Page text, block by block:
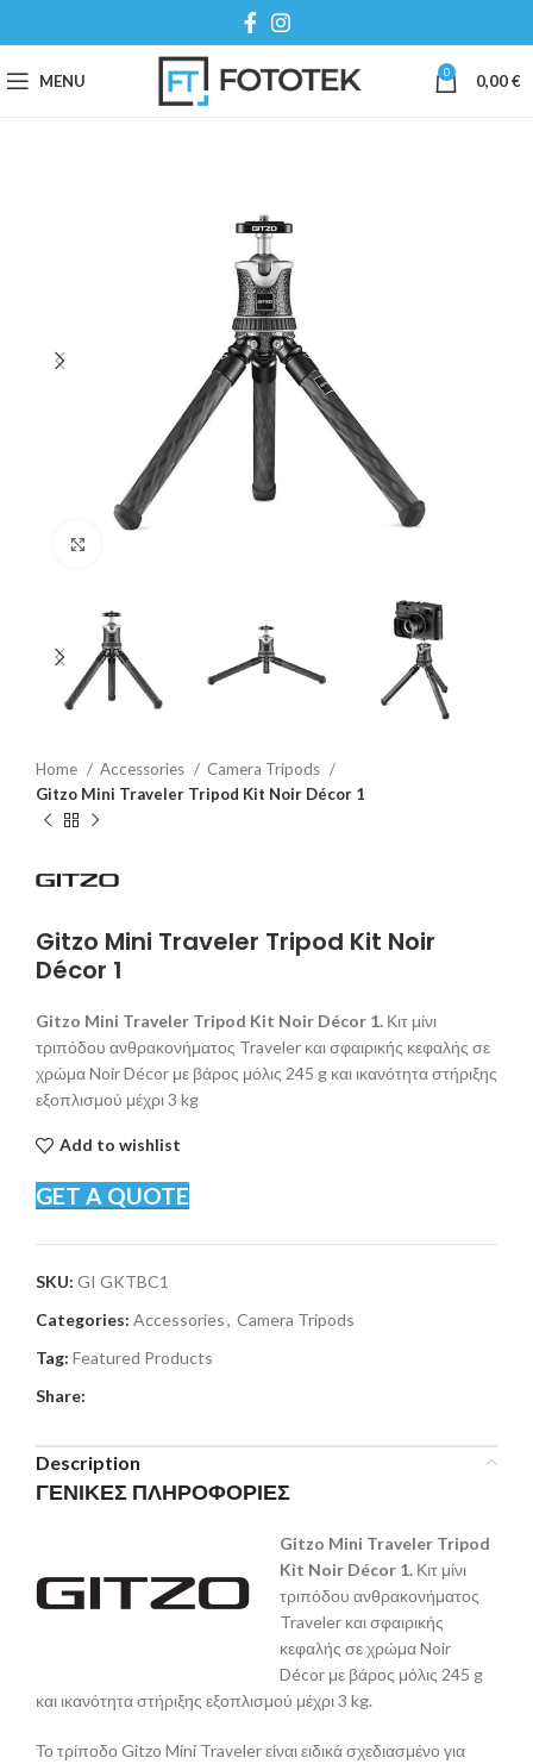
MENU 0 0,00€
Home Accessories
Camera Tripods
Gitzo Mini Traveler Tripod Kit Noir Décor 1
Gitzo Mini Traveler Tripod Kit Noir
Décor 1
Gitzo Mini Traveler Tripod Kit Noir Décor 1. Κιτ μίνι
τριπόδου ανθρακονήματος Traveler και σφαιρικής κεφαλής σε
χρώμα Noir Décor με βάρος μόλις 245 g και ικανότητα στήριξης
εξοπλισμού μέχρι 3 kg
Add to wishlist
GET A QUOTE
SKU: GI GKTBC1
Categories: Accessories, Camera Tripods
Tag: Featured Products
Share:
Description
ΓΕΝΙΚΕΣ ΠΛΗΡΟΦΟΡΙΕΣ
Gitzo Mini Traveler Tripod
Kit Noir Décor 1. Κιτ μίνι
τριπόδου ανθρακονήματος
Traveler και σφαιρικής
κεφαλής σε χρώμα Noir
Décor με βάρος μόλις 245 g
και ικανότητα στήριξης εξοπλισμού μέχρι 3 kg.
Το τρίποδο Gitzo Mini Traveler είναι ειδικά σχεδιασμένο για